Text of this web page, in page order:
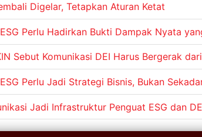
Digelar, Tetapkan Aturan Ketat
Perlu Hadirkan Bukti Dampak Nyata
Sebut Komunikasi DEI Harus Bergerak
Perlu Jadi Strategi Bisnis, Bukan
Jadi Infrastruktur Penguat ESG dan